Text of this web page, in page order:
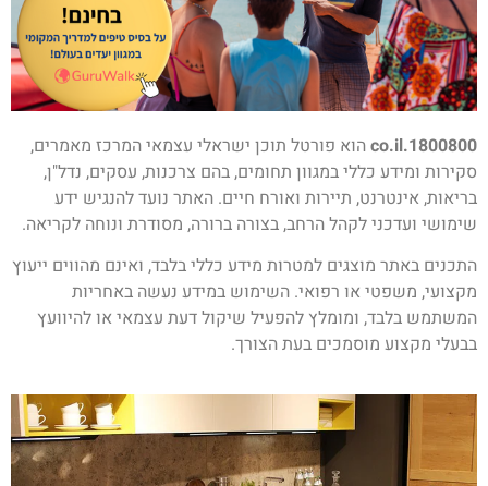
1800800.co.il
הוא פורטל תוכן ישראלי עצמאי המרכז מאמרים,
סקירות ומידע כללי במגוון תחומים, בהם צרכנות, עסקים, נדל"ן,
בריאות, אינטרנט, תיירות ואורח חיים. האתר נועד להנגיש ידע
שימושי ועדכני לקהל הרחב, בצורה ברורה, מסודרת ונוחה לקריאה.
התכנים באתר מוצגים למטרות מידע כללי בלבד, ואינם מהווים ייעוץ
מקצועי, משפטי או רפואי. השימוש במידע נעשה באחריות
המשתמש בלבד, ומומלץ להפעיל שיקול דעת עצמאי או להיוועץ
בבעלי מקצוע מוסמכים בעת הצורך.